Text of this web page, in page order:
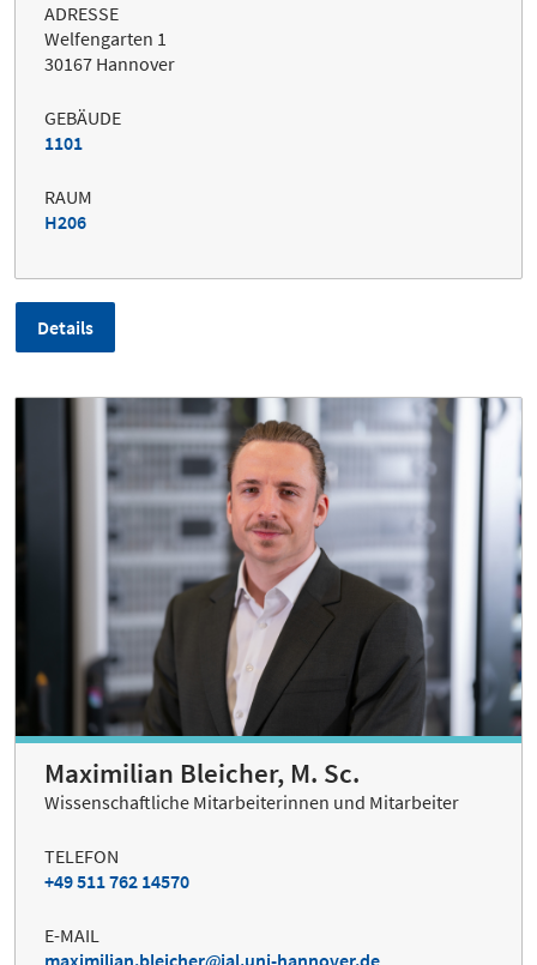
ADRESSE
Welfengarten 1
30167 Hannover
GEBÄUDE
1101
RAUM
H206
Details
Maximilian Bleicher, M. Sc.
Wissenschaftliche Mitarbeiterinnen und Mitarbeiter
TELEFON
+49 511 762 14570
E-MAIL
maximilian.bleicher
ial.uni-hannover.de